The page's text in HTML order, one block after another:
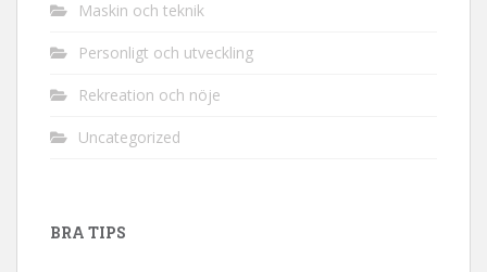
Maskin och teknik
Personligt och utveckling
Rekreation och nöje
Uncategorized
BRA TIPS